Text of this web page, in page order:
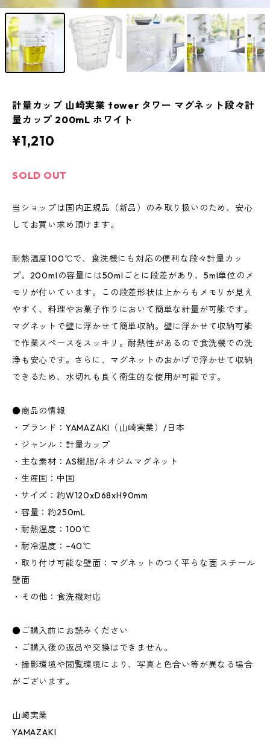
計量カップ 山崎実業 tower タワー マグネット段々計
量カップ 200mL ホワイト
¥1,210
SOLD OUT
当ショップは国内正規品（新品）のみ取り扱いのため、安心
してお買い求め頂けます。
耐熱温度100℃で、食洗機にも対応の便利な段々計量カッ
プ。200mlの容量には50mlごとに段差があり、5ml単位のメ
モリが付いています。この段差形状は上からもメモリが見え
やすく、料理やお菓子作りにおいて簡単な計量が可能です。
マグネットで壁に浮かせて簡単収納。壁に浮かせて収納可能
で作業スペースをスッキリ。耐熱性があるので食洗機での洗
浄も安心です。さらに、マグネットのおかげで浮かせて収納
できるため、水切れも良く衛生的な使用が可能です。
●商品の情報
・ブランド：YAMAZAKI（山崎実業）/日本
・ジャンル：計量カップ
・主な素材：AS樹脂/ネオジムマグネット
・生産国：中国
・サイズ：約W120xD68xH90mm
・容量：約250mL
・耐熱温度：100℃
・耐冷温度：−40℃
・取り付け可能な壁面：マグネットのつく平らな面 スチール
壁面
・その他：食洗機対応
●ご購入前にお読みください
・ご購入後の返品や交換はできません。
・撮影環境や閲覧環境により、写真と色合い等が異なる場合
がございます。
山崎実業
YAMAZAKI